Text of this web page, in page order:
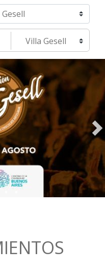
Seleccione una localidad